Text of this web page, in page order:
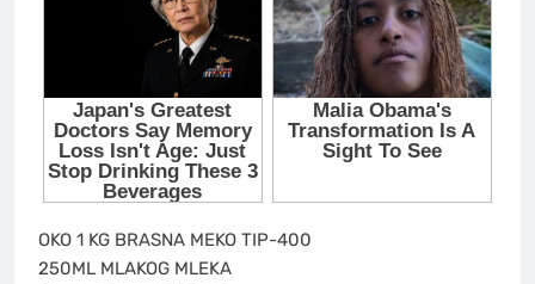
OKO 1 KG BRASNA MEKO TIP-400
250ML MLAKOG MLEKA